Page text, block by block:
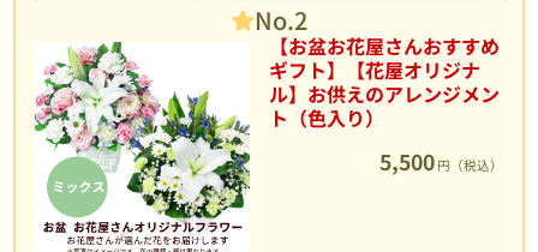
No.2
【お盆お花屋さんおすすめ
ギフト】【花屋オリジナ
ル】お供えのアレンジメン
ト（色入り）
5,500 円（税込）